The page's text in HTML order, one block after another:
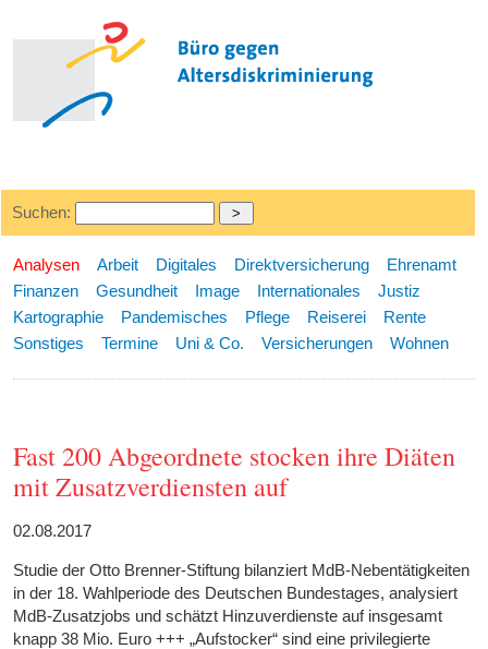
Suchen:
Analysen Arbeit Digitales Direktversicherung
Ehrenamt
Finanzen
Gesundheit Image Internationales
Justiz
Kartographie
Pandemisches Pflege Reiserei
Rente
Sonstiges
Termine Uni & Co. Versicherungen Wohnen
Fast 200 Abgeordnete stocken ihre Diäten
mit Zusatzverdiensten auf
02.08.2017
Studie der Otto Brenner-Stiftung bilanziert MdB-Nebentätigkeiten
in der 18. Wahlperiode des Deutschen Bundestages, analysiert
MdB-Zusatzjobs und schätzt Hinzuverdienste auf insgesamt
knapp 38 Mio. Euro +++ „Aufstocker“ sind eine privilegierte